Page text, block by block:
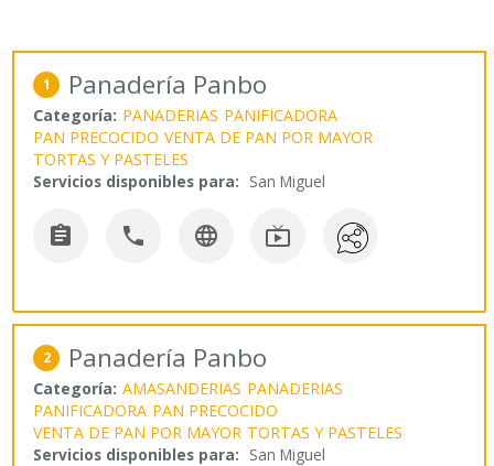
1 Panadería Panbo
Categoría: PANADERIAS PANIFICADORA
PAN PRECOCIDO VENTA DE PAN POR MAYOR
TORTAS Y PASTELES
Servicios disponibles para: San Miguel
   
2 Panadería Panbo
Categoría: AMASANDERIAS PANADERIAS
PANIFICADORA PAN PRECOCIDO
VENTA DE PAN POR MAYOR TORTAS Y PASTELES
Servicios disponibles para: San Miguel